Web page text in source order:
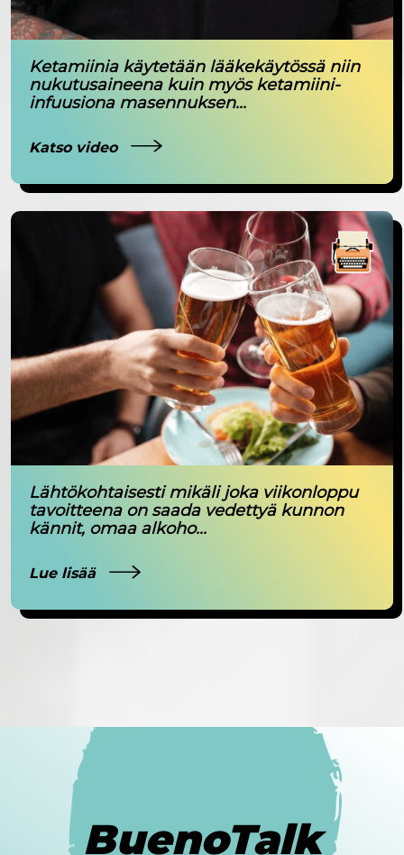
Ketamiinia käytetään lääkekäytössä niin
nukutusaineena kuin myös ketamiini-
infuusiona masennuksen...
Katso video
Lähtökohtaisesti mikäli joka viikonloppu
tavoitteena on saada vedettyä kunnon
kännit, omaa alkoho...
Lue lisää
BuenoTalk